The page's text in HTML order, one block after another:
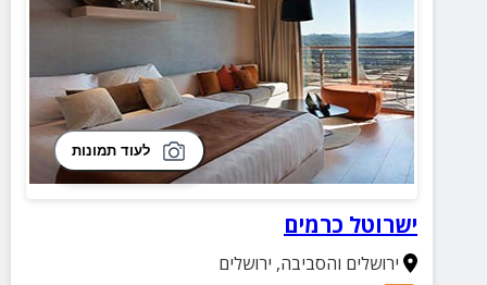
לעוד תמונות
ישרוטל כרמים
ירושלים והסביבה, ירושלים